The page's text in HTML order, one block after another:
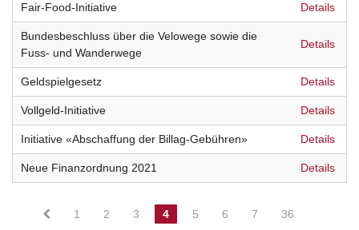
Fair-Food-Initiative Details
Bundesbeschluss über die Velowege sowie die
Fuss- und Wanderwege
Details
Geldspielgesetz Details
Vollgeld-Initiative Details
Initiative «Abschaffung der Billag-Gebühren» Details
Neue Finanzordnung 2021 Details
1 2 3 4 5 6 7 36